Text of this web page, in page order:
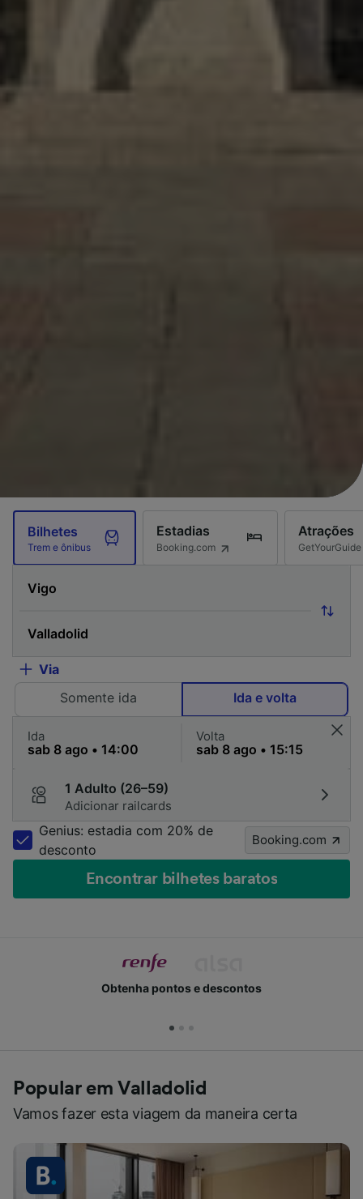
Bilhetes
Trem e ônibus
Estadias
Booking.com
Atrações
GetYourGuide
Via
Somente ida
Ida e volta
Ida Volta
1 Adulto (26–59)
Adicionar railcards
Genius: estadia com 20% de
desconto
Booking.com
Encontrar bilhetes baratos
Obtenha pontos e descontos
Popular em Valladolid
Vamos fazer esta viagem da maneira certa